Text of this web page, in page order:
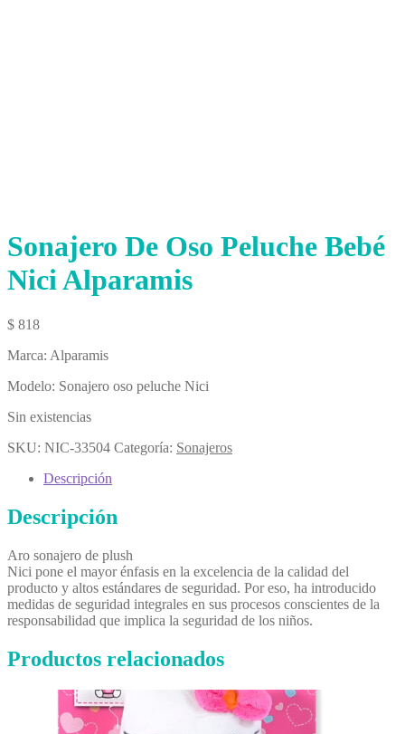
Sonajero De Oso Peluche Bebé
Nici Alparamis
$ 818
Marca: Alparamis
Modelo: Sonajero oso peluche Nici
Sin existencias
SKU: NIC-33504 Categoría: Sonajeros
Descripción
Descripción
Aro sonajero de plush
Nici pone el mayor énfasis en la excelencia de la calidad del
producto y altos estándares de seguridad. Por eso, ha introducido
medidas de seguridad integrales en sus procesos conscientes de la
responsabilidad que implica la seguridad de los niños.
Productos relacionados